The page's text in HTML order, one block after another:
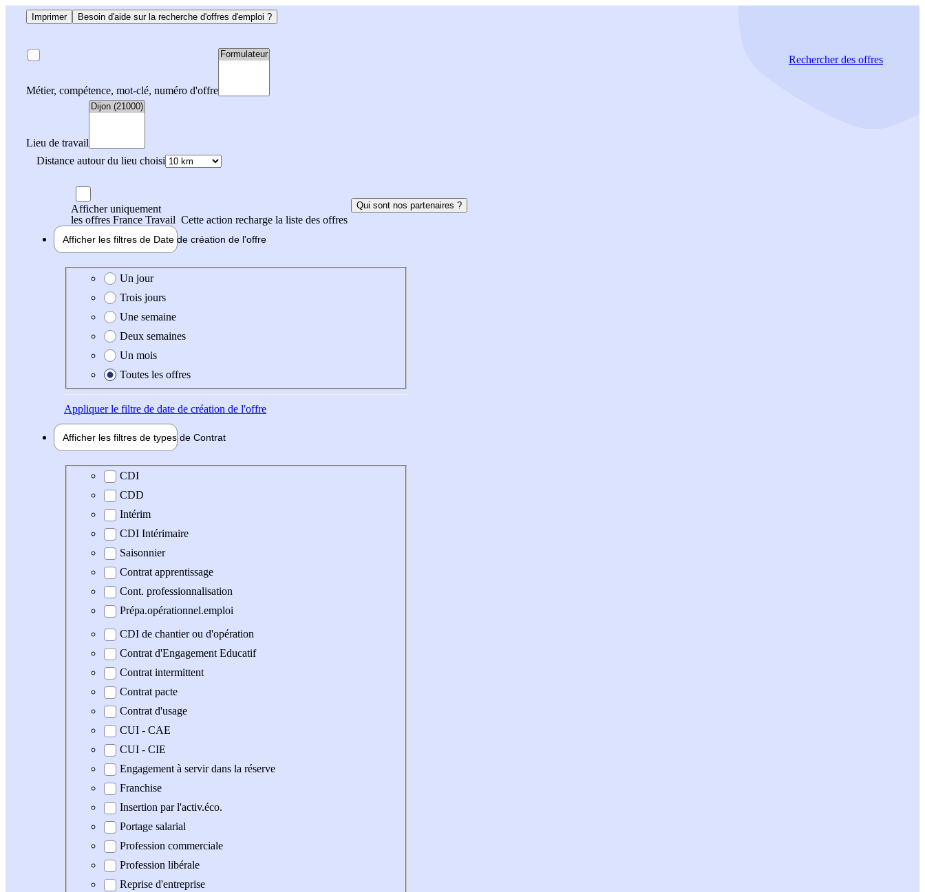
Imprimer Besoin d'aide sur la recherche d'offres d'emploi ?
Métier, compétence, mot-clé, numéro d'offre
Lieu de travail
Distance autour du lieu choisi
Rechercherdes offres
Afficher uniquement
les offres France Travail Cette action recharge la liste des offres
Qui sont nos partenaires ?
Afficher les filtres de Date de création de l'offre
Date de création de l'offre
Un jour
Trois jours
Une semaine
Deux semaines
Un mois
Toutes les offres
Appliquerle filtre de date de création de l'offre
Afficher les filtres de types de Contrat
Type de contrat
CDI
CDD
Intérim
CDI Intérimaire
Saisonnier
Contrat apprentissage
Cont. professionnalisation
Prépa.opérationnel.emploi
CDI de chantier ou d'opération
Contrat d'Engagement Educatif
Contrat intermittent
Contrat pacte
Contrat d'usage
CUI - CAE
CUI - CIE
Engagement à servir dans la réserve
Franchise
Insertion par l'activ.éco.
Portage salarial
Profession commerciale
Profession libérale
Reprise d'entreprise